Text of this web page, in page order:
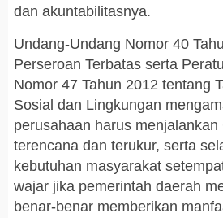
dan akuntabilitasnya.
Undang-Undang Nomor 40
Perseroan Terbatas serta
Nomor 47 Tahun 2012 tentang
Sosial dan Lingkungan
perusahaan harus menjalankan
terencana dan terukur, serta
kebutuhan masyarakat
wajar jika pemerintah daerah
benar-benar memberikan